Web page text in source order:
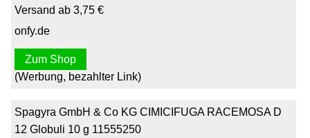
Versand ab 3,75 €
onfy.de
Zum Shop
(Werbung, bezahlter Link)
Spagyra GmbH & Co KG CIMICIFUGA RACEMOSA D
12 Globuli 10 g 11555250